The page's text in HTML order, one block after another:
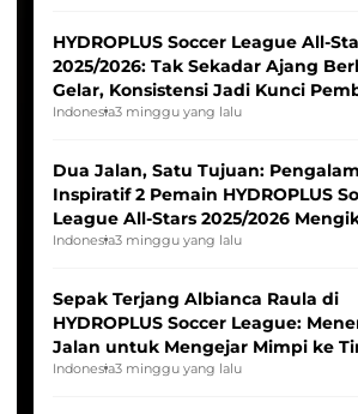
HYDROPLUS Soccer League All-
2025/2026: Tak Sekadar Ajang
Gelar, Konsistensi Jadi Kunci
Indonesia3 minggu yang lalu
Dua Jalan, Satu Tujuan:
Inspiratif 2 Pemain HYDROPLUS
League All-Stars 2025/2026
Seleksi Timnas Indonesia Putri
Indonesia3 minggu yang lalu
Sepak Terjang Albianca Raula di
HYDROPLUS Soccer League:
Jalan untuk Mengejar Mimpi ke
Indonesia Putri
Indonesia3 minggu yang lalu